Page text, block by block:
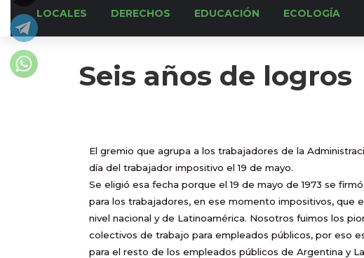
LOCALES DERECHOS EDUCACIÓN ECOLOGÍA
Seis años de logros
El gremio que agrupa a los trabajadores de la
día del trabajador impositivo el 19 de mayo.
Se eligió esa fecha porque el 19 de mayo de 1973 se
para los trabajadores, en ese momento impositivos, que
nivel nacional y de Latinoamérica. Nosotros fuimos los
colectivos de trabajo para empleados públicos, por eso
para el resto de los empleados públicos de Argentina y